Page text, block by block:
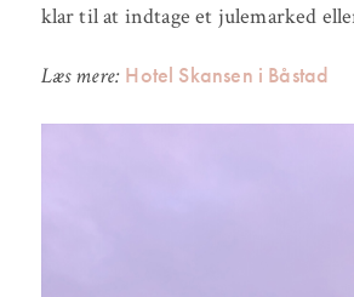
klar til at indtage et julemarked
Læs mere: Hotel Skansen i Båstad